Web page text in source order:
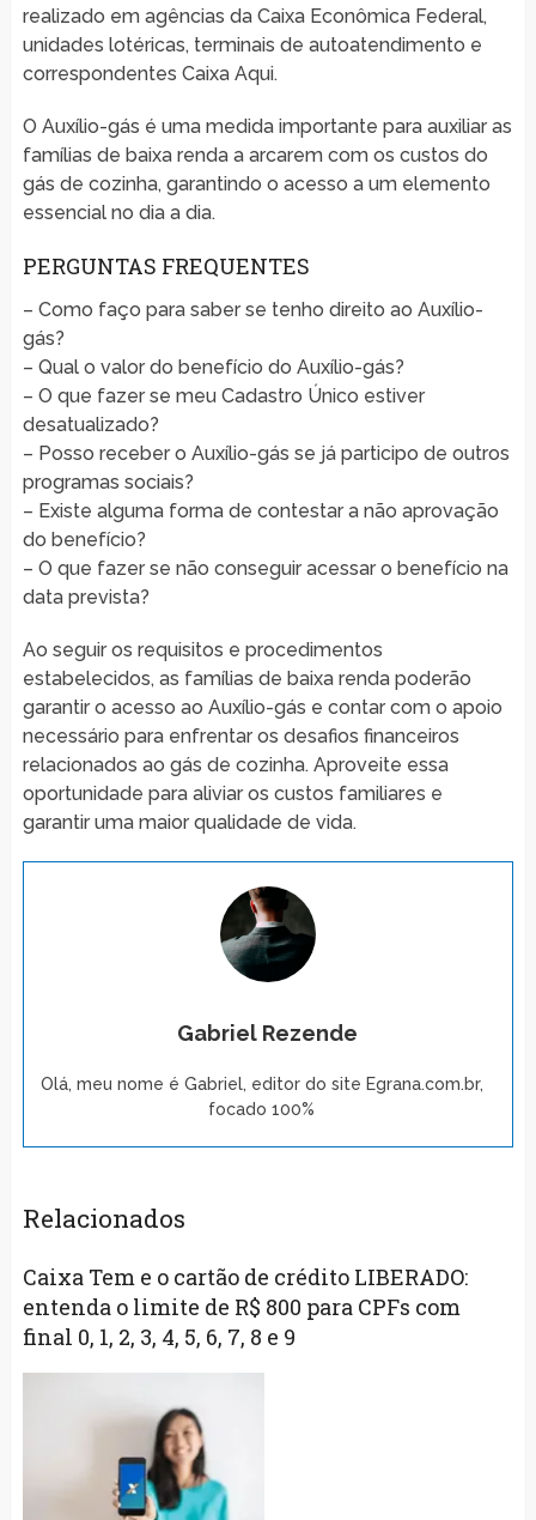
realizado em agências da Caixa Econômica Federal,
unidades lotéricas, terminais de autoatendimento e
correspondentes Caixa Aqui.
O Auxílio-gás é uma medida importante para auxiliar as
famílias de baixa renda a arcarem com os custos do
gás de cozinha, garantindo o acesso a um elemento
essencial no dia a dia.
PERGUNTAS FREQUENTES
– Como faço para saber se tenho direito ao Auxílio-
gás?
– Qual o valor do benefício do Auxílio-gás?
– O que fazer se meu Cadastro Único estiver
desatualizado?
– Posso receber o Auxílio-gás se já participo de outros
programas sociais?
– Existe alguma forma de contestar a não aprovação
do benefício?
– O que fazer se não conseguir acessar o benefício na
data prevista?
Ao seguir os requisitos e procedimentos
estabelecidos, as famílias de baixa renda poderão
garantir o acesso ao Auxílio-gás e contar com o apoio
necessário para enfrentar os desafios financeiros
relacionados ao gás de cozinha. Aproveite essa
oportunidade para aliviar os custos familiares e
garantir uma maior qualidade de vida.
Gabriel Rezende
Olá, meu nome é Gabriel, editor do site Egrana.com.br,
focado 100%
Relacionados
Caixa Tem e o cartão de crédito LIBERADO:
entenda o limite de R$ 800 para CPFs com
final 0, 1, 2, 3, 4, 5, 6, 7, 8 e 9